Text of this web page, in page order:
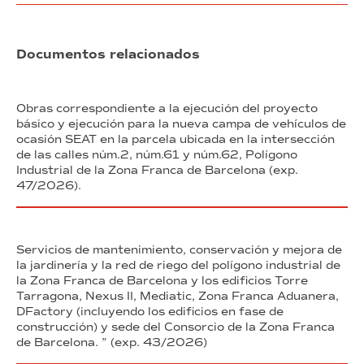
Documentos relacionados
Obras correspondiente a la ejecución del proyecto
básico y ejecución para la nueva campa de vehículos de
ocasión SEAT en la parcela ubicada en la intersección
de las calles núm.2, núm.61 y núm.62, Polígono
Industrial de la Zona Franca de Barcelona (exp.
47/2026).
Servicios de mantenimiento, conservación y mejora de
la jardinería y la red de riego del polígono industrial de
la Zona Franca de Barcelona y los edificios Torre
Tarragona, Nexus II, Mediatic, Zona Franca Aduanera,
DFactory (incluyendo los edificios en fase de
construcción) y sede del Consorcio de la Zona Franca
de Barcelona. ” (exp. 43/2026)